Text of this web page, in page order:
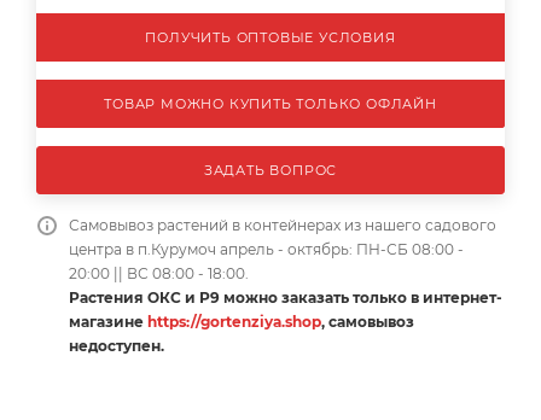
ПОЛУЧИТЬ ОПТОВЫЕ УСЛОВИЯ
ТОВАР МОЖНО КУПИТЬ ТОЛЬКО ОФЛАЙН
ЗАДАТЬ ВОПРОС
Самовывоз растений в контейнерах из нашего садового
центра в п.Курумоч апрель - октябрь: ПН-СБ 08:00 -
20:00 || ВС 08:00 - 18:00.
Растения ОКС и Р9 можно заказать только в интернет-
магазине https://gortenziya.shop, самовывоз
недоступен.